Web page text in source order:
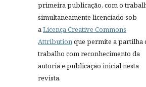
primeira publicação, com o
simultaneamente licenciado sob
aLicença Creative Commons
Attributionque permite a partilha
trabalho com reconhecimento da
autoria e publicação inicial nesta
revista.